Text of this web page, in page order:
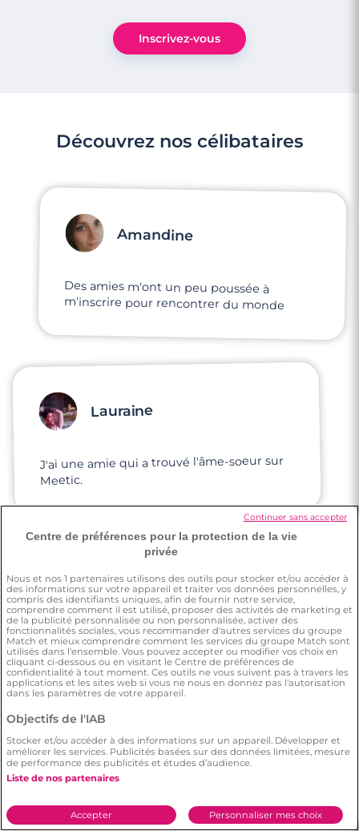
Faire des rencontres à Cannes
Inscrivez-vous
Découvrez nos célibataires
Amandine
Des amies m'ont un peu poussée à
m'inscrire pour rencontrer du monde
Lauraine
J'ai une amie qui a trouvé l'âme-soeur sur
Meetic.
Julie
J'avais envie de me lancer dans la
recherche d'une belle personne. J'ai de
bons retours de mes amis sur les sites mais
j'ai de très mauvaises expériences sur
d'autres sites. Je voulais tester Meetic,
comme une dernière chance aux
rencontres en ligne.
Centre de préférences pour la protection de la vie
privée
Nous et nos 1 partenaires utilisons des outils pour stocker et/ou accéder à
des informations sur votre appareil et traiter vos données personnelles, y
compris des identifiants uniques, afin de fournir notre service,
comprendre comment il est utilisé, proposer des activités de marketing et
de la publicité personnalisée ou non personnalisée, activer des
fonctionnalités sociales, vous recommander d'autres services du groupe
Match et mieux comprendre comment les services du groupe Match sont
utilisés dans l'ensemble. Vous pouvez accepter ou modifier vos choix en
cliquant ci-dessous ou en visitant le Centre de préférences de
confidentialité à tout moment. Ces outils ne vous suivent pas à travers les
applications et les sites web si vous ne nous en donnez pas l'autorisation
dans les paramètres de votre appareil.
Objectifs de l'IAB
Stocker et/ou accéder à des informations sur un appareil. Développer et
améliorer les services. Publicités basées sur des données limitées, mesure
de performance des publicités et études d’audience.
Liste de nos partenaires
Personnaliser mes choix
Accepter
Continuer sans accepter